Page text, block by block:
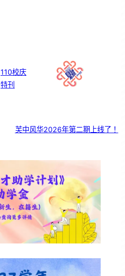
110校庆
特刊
芙中风华2026年第二期上线了！